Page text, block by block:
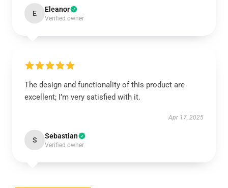
E Eleanor
Verified owner
The design and functionality of this product are
excellent; I’m very satisfied with it.
Apr 17, 2025
S Sebastian
Verified owner